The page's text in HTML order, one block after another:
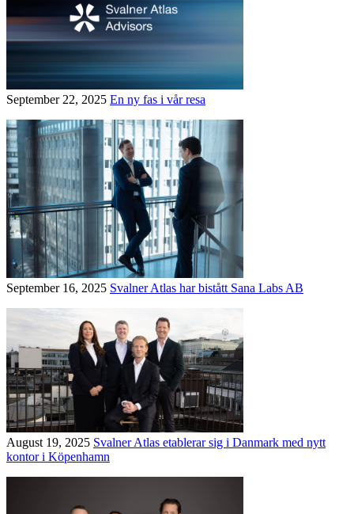
September 22, 2025 En ny fas i vår resa
September 16, 2025 Svalner Atlas har bistått Sana Labs AB
August 19, 2025 Svalner Atlas etablerar sig i Danmark med nytt
kontor i Köpenhamn